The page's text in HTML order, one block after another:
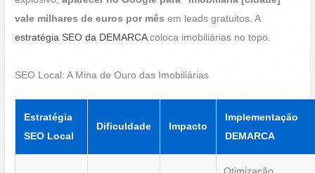
vale milhares de euros por mês em leads gratuitos. A
estratégia SEO da DEMARCAcoloca imobiliárias no topo.
SEO Local: A Mina de Ouro das Imobiliárias
Estratégia
SEO Local
Dificuldade Impacto
Implementação
DEMARCA